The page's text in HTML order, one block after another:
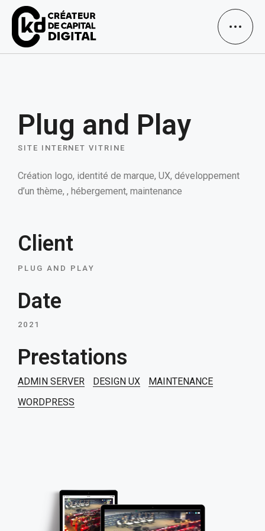
Plug and Play
SITE INTERNET VITRINE
Création logo, identité de marque, UX, développement
d’un thème, , hébergement, maintenance
Client
PLUG AND PLAY
Date
2021
Prestations
ADMIN SERVER DESIGN UX
MAINTENANCE
WORDPRESS